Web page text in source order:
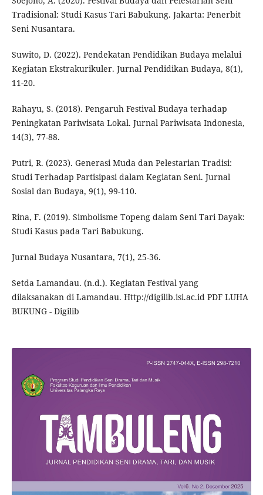
Tradisional: Studi Kasus Tari Babukung. Jakarta: Penerbit
Seni Nusantara.
Suwito, D. (2022). Pendekatan Pendidikan Budaya melalui
Kegiatan Ekstrakurikuler. Jurnal Pendidikan Budaya, 8(1),
11-20.
Rahayu, S. (2018). Pengaruh Festival Budaya terhadap
Peningkatan Pariwisata Lokal. Jurnal Pariwisata Indonesia,
14(3), 77-88.
Putri, R. (2023). Generasi Muda dan Pelestarian Tradisi:
Studi Terhadap Partisipasi dalam Kegiatan Seni. Jurnal
Sosial dan Budaya, 9(1), 99-110.
Rina, F. (2019). Simbolisme Topeng dalam Seni Tari Dayak:
Studi Kasus pada Tari Babukung.
Jurnal Budaya Nusantara, 7(1), 25-36.
Setda Lamandau. (n.d.). Kegiatan Festival yang
dilaksanakan di Lamandau. Http://digilib.isi.ac.id PDF LUHA
BUKUNG - Digilib